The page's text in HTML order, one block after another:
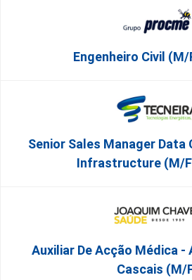
Engenheiro Civil
Senior Sales Manager Data
Infrastructure (m/
Auxiliar De Acção Médica -
Cascais (M/